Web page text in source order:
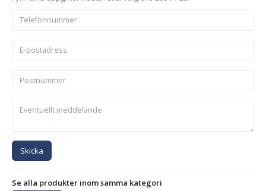
Skicka
Se alla produkter inom samma kategori